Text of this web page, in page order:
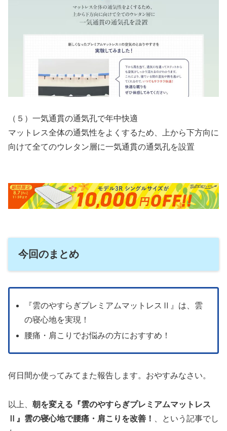
（５）一気通貫の通気孔で年中快適
マットレス全体の通気性をよくするため、上から下方向に
向けて全てのウレタン層に一気通貫の通気孔を設置
今回のまとめ
『雲のやすらぎプレミアムマットレスⅡ』は、雲
の寝心地を実現！
腰痛・肩こりでお悩みの方におすすめ！
何日間か使ってみてまた報告します。おやすみなさい。
以上、 朝を変える『雲のやすらぎプレミアムマットレス
Ⅱ』雲の寝心地で腰痛・肩こりを改善！
、という記事でし